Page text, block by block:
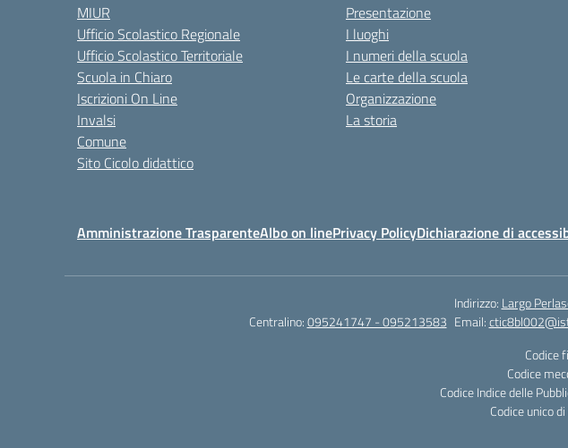
MIUR
Ufficio Scolastico Regionale
Ufficio Scolastico Territoriale
Scuola in Chiaro
Iscrizioni On Line
Invalsi
Comune
Sito Cicolo didattico
Presentazione
I luoghi
I numeri della scuola
Le carte della scuola
Organizzazione
La storia
Amministrazione TrasparenteAlbo on linePrivacy PolicyDichiarazione di
Indirizzo: Largo
Centralino:095241747 - 095213583 Email:
Codice
Codice
Codice Indice delle
Codice unico